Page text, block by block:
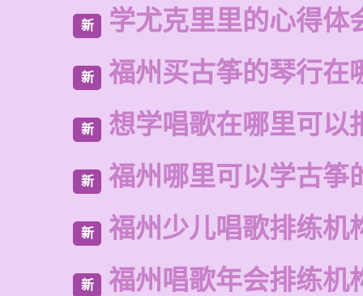
新 学尤克里里的心得体
新 福州买古筝的琴行在
新 想学唱歌在哪里可以
新 福州哪里可以学古筝
新 福州少儿唱歌排练机
新 福州唱歌年会排练机